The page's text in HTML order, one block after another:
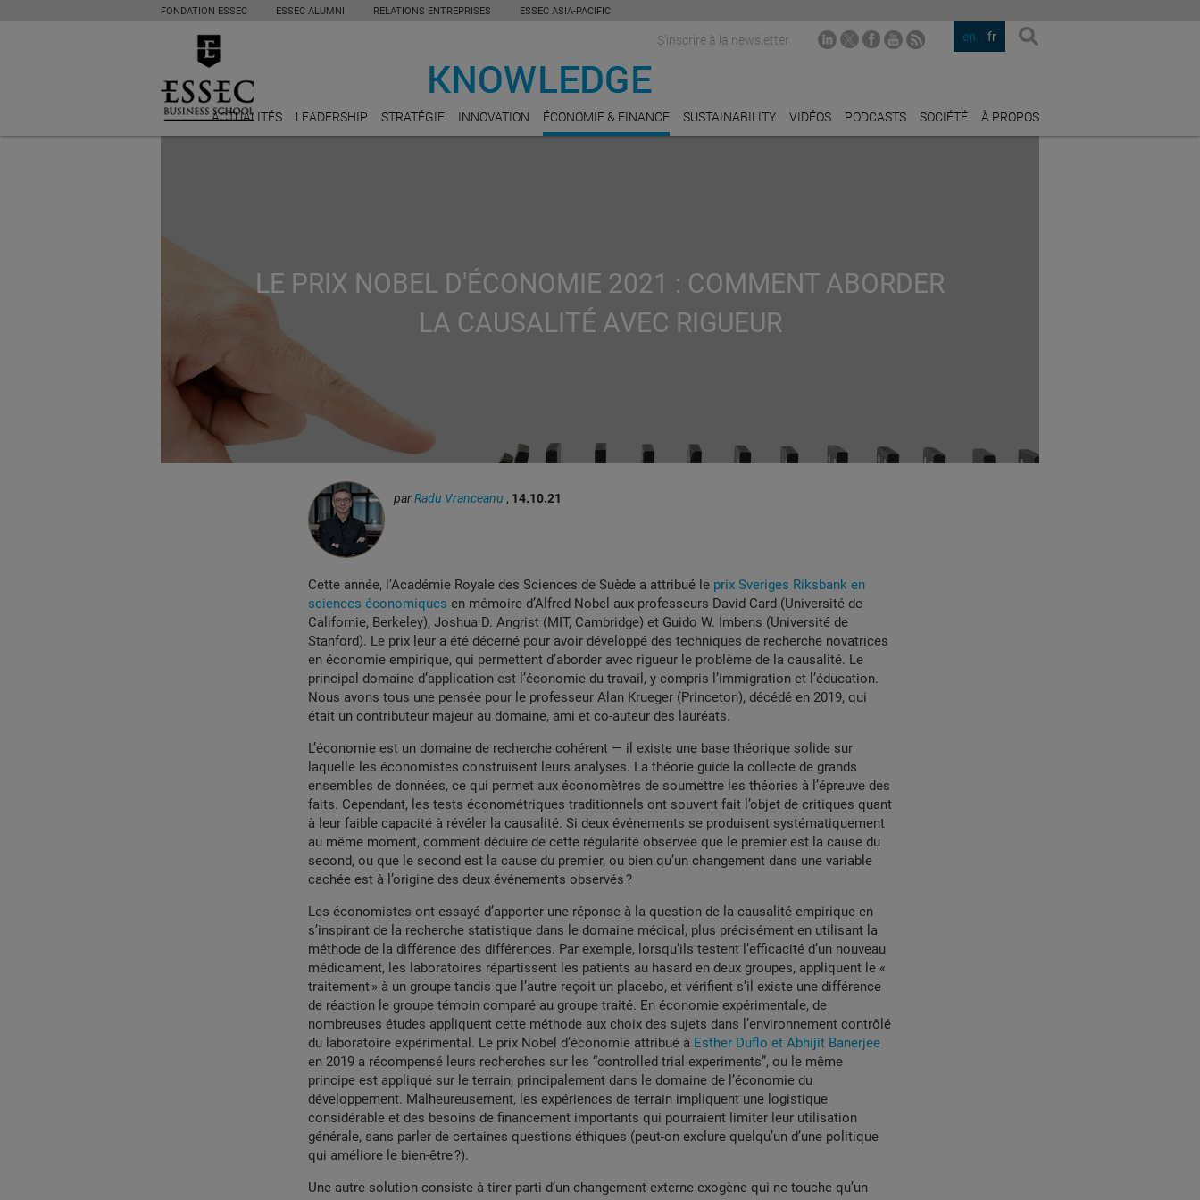
FONDATION ESSEC ESSEC ALUMNI RELATIONS ENTREPRISES ESSEC ASIA-PACIFIC
en fr
S'inscrire à la newsletter
ACTUALITÉS LEADERSHIP STRATÉGIE INNOVATION ÉCONOMIE & FINANCE SUSTAINABILITY VIDÉOS PODCASTS SOCIÉTÉ À PROPOS
LE PRIX NOBEL D'ÉCONOMIE 2021 : COMMENT ABORDER
LA CAUSALITÉ AVEC RIGUEUR
parRadu Vranceanu , 14.10.21
Cette année, l’Académie Royale des Sciences de Suède a attribué le prix Sveriges Riksbank en
sciences économiques en mémoire d’Alfred Nobel aux professeurs David Card (Université de
Californie, Berkeley), Joshua D. Angrist (MIT, Cambridge) et Guido W. Imbens (Université de
Stanford). Le prix leur a été décerné pour avoir développé des techniques de recherche novatrices
en économie empirique, qui permettent d’aborder avec rigueur le problème de la causalité. Le
principal domaine d’application est l’économie du travail, y compris l’immigration et l’éducation.
Nous avons tous une pensée pour le professeur Alan Krueger (Princeton), décédé en 2019, qui
était un contributeur majeur au domaine, ami et co-auteur des lauréats.
L’économie est un domaine de recherche cohérent — il existe une base théorique solide sur
laquelle les économistes construisent leurs analyses. La théorie guide la collecte de grands
ensembles de données, ce qui permet aux économètres de soumettre les théories à l’épreuve des
faits. Cependant, les tests économétriques traditionnels ont souvent fait l’objet de critiques quant
à leur faible capacité à révéler la causalité. Si deux événements se produisent systématiquement
au même moment, comment déduire de cette régularité observée que le premier est la cause du
second, ou que le second est la cause du premier, ou bien qu’un changement dans une variable
cachée est à l’origine des deux événements observés ?
Les économistes ont essayé d’apporter une réponse à la question de la causalité empirique en
s’inspirant de la recherche statistique dans le domaine médical, plus précisément en utilisant la
méthode de la différence des différences. Par exemple, lorsqu’ils testent l’efficacité d’un nouveau
médicament, les laboratoires répartissent les patients au hasard en deux groupes, appliquent le «
traitement » à un groupe tandis que l’autre reçoit un placebo, et vérifient s’il existe une différence
de réaction le groupe témoin comparé au groupe traité. En économie expérimentale, de
nombreuses études appliquent cette méthode aux choix des sujets dans l’environnement contrôlé
du laboratoire expérimental. Le prix Nobel d’économie attribué à Esther Duflo et Abhijit Banerjee
en 2019 a récompensé leurs recherches sur les “controlled trial experiments”, ou le même
principe est appliqué sur le terrain, principalement dans le domaine de l’économie du
développement. Malheureusement, les expériences de terrain impliquent une logistique
considérable et des besoins de financement importants qui pourraient limiter leur utilisation
générale, sans parler de certaines questions éthiques (peut-on exclure quelqu’un d’une politique
qui améliore le bien-être ?).
Une autre solution consiste à tirer parti d’un changement externe exogène qui ne touche qu’un